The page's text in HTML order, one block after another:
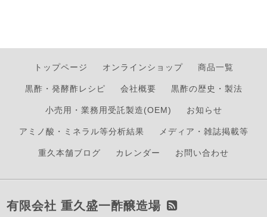
トップページ オンラインショップ 商品一覧
黒酢・発酵酢レシピ 会社概要 黒酢の歴史・製法
小売用・業務用受託製造(OEM) お知らせ
アミノ酸・ミネラル等分析結果 メディア・雑誌掲載等
重久本舗ブログ カレンダー お問い合わせ
有限会社 重久盛一酢醸造場